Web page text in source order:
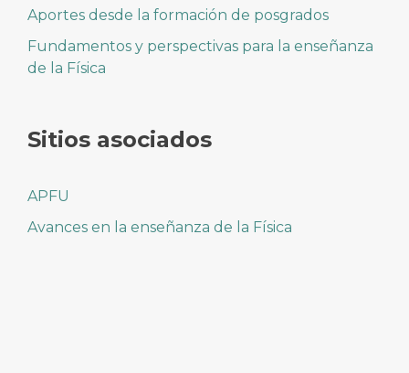
Aportes desde la formación de posgrados
Fundamentos y perspectivas para la enseñanza
de la Física
Sitios asociados
APFU
Avances en la enseñanza de la Física